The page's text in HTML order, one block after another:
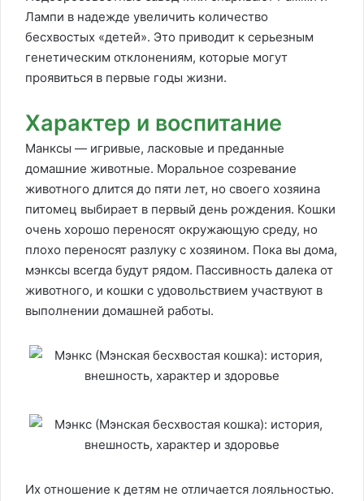
Лампи в надежде увеличить количество
бесхвостых «детей». Это приводит к серьезным
генетическим отклонениям, которые могут
проявиться в первые годы жизни.
Характер и воспитание
Манксы — игривые, ласковые и преданные
домашние животные. Моральное созревание
животного длится до пяти лет, но своего хозяина
питомец выбирает в первый день рождения. Кошки
очень хорошо переносят окружающую среду, но
плохо переносят разлуку с хозяином. Пока вы дома,
мэнксы всегда будут рядом. Пассивность далека от
животного, и кошки с удовольствием участвуют в
выполнении домашней работы.
Их отношение к детям не отличается лояльностью.